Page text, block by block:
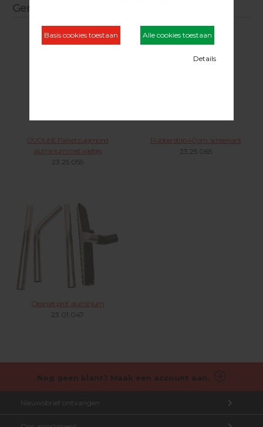
Gerelateerde producten
DUOLINE Parketzuigmond
aluminium met wieltjes
23.25.059
Rubber strip 40 cm. achterkant
23.25.065
Cleanset prof. aluminium
23.01.047
Nog geen klant? Maak een account aan.
Nieuwsbrief ontvangen